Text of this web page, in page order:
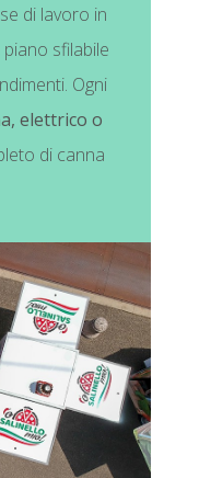
di lavoro in
sfilabile
Ogni
elettrico o
di canna